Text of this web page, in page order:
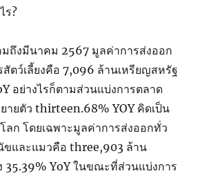
ร?
มถึงมีนาคม 2567 มูลค่าการส่งออก
ตว์เลี้ยงคือ 7,096 ล้านเหรียญสหรัฐ
อย่างไรก็ตามส่วนแบ่งการตลาด
ายตัว thirteen.68% YOY คิดเป็น
ลก โดยเฉพาะมูลค่าการส่งออกทั่ว
ขและแมวคือ three,903 ล้าน
35.39% YoY ในขณะที่ส่วนแบ่งการ